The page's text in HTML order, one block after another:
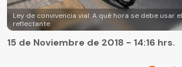
Ley de convivencia vial: A qué hora se debe usar
reflectante
15 de Noviembre de 2018 - 14:16 hrs.